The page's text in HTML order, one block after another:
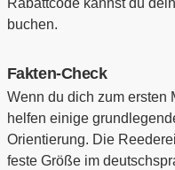
Rabattcode kannst du
buchen.
Fakten-Check
Wenn du dich zum ersten
helfen einige
Orientierung. Die
feste Größe im